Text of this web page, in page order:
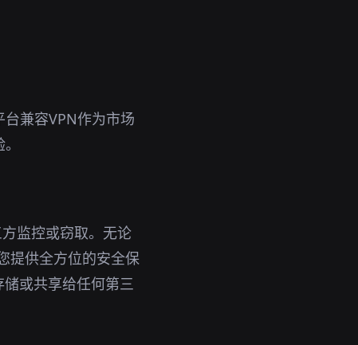
兼容VPN作为市场
监控或窃取。无论
提供全方位的安全保
或共享给任何第三